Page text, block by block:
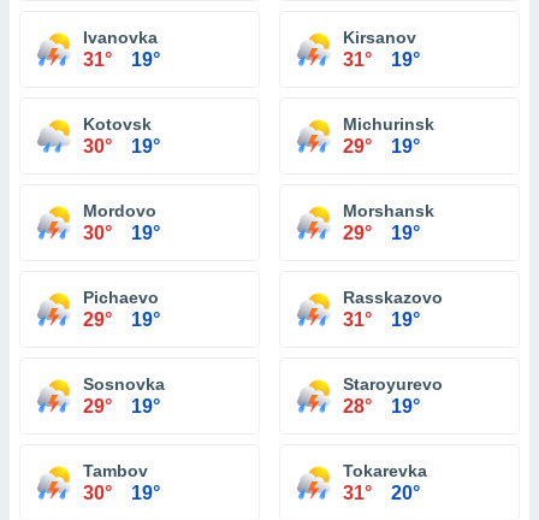
Ivanovka
31° 19°
Kirsanov
31° 19°
Kotovsk
30° 19°
Michurinsk
29° 19°
Mordovo
30° 19°
Morshansk
29° 19°
Pichaevo
29° 19°
Rasskazovo
31° 19°
Sosnovka
29° 19°
Staroyurevo
28° 19°
Tambov
30° 19°
Tokarevka
31° 20°